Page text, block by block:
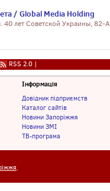
/ Global Media Holding
40 лет Советской Украины, 82-А
RSS 2.0 |
Інформація
Довідник підприємств
Каталог сайтів
Новини Запоріжжя
Новини ЗМІ
ТВ-програма
.